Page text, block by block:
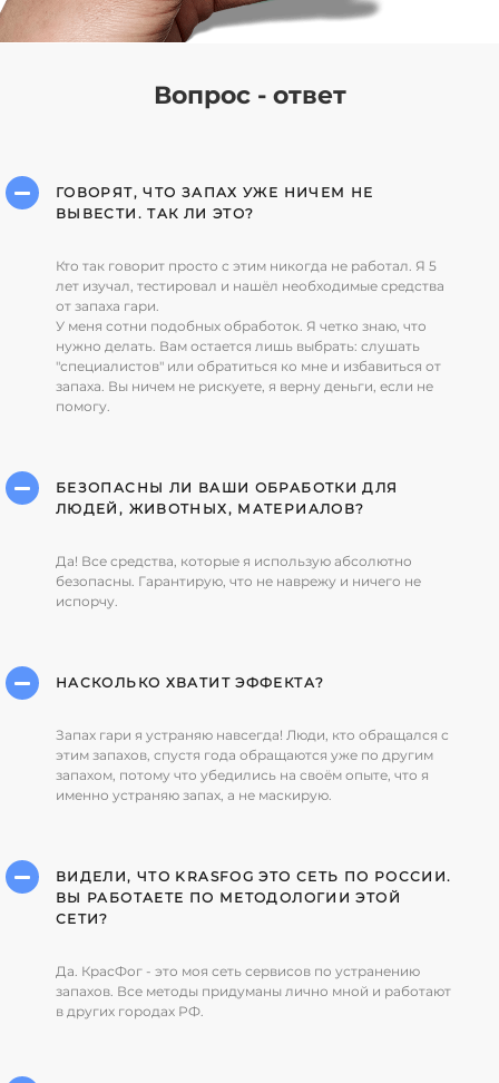
Вопрос - ответ
ГОВОРЯТ, ЧТО ЗАПАХ УЖЕ НИЧЕМ НЕ
ВЫВЕСТИ. ТАК ЛИ ЭТО?
Кто так говорит просто с этим никогда не работал. Я 5
лет изучал, тестировал и нашёл необходимые средства
от запаха гари.
У меня сотни подобных обработок. Я четко знаю, что
нужно делать. Вам остается лишь выбрать: слушать
"специалистов" или обратиться ко мне и избавиться от
запаха. Вы ничем не рискуете, я верну деньги, если не
помогу.
БЕЗОПАСНЫ ЛИ ВАШИ ОБРАБОТКИ ДЛЯ
ЛЮДЕЙ, ЖИВОТНЫХ, МАТЕРИАЛОВ?
Да! Все средства, которые я использую абсолютно
безопасны. Гарантирую, что не наврежу и ничего не
испорчу.
НАСКОЛЬКО ХВАТИТ ЭФФЕКТА?
Запах гари я устраняю навсегда! Люди, кто обращался с
этим запахов, спустя года обращаются уже по другим
запахом, потому что убедились на своём опыте, что я
именно устраняю запах, а не маскирую.
ВИДЕЛИ, ЧТО KRASFOG ЭТО СЕТЬ ПО РОССИИ.
ВЫ РАБОТАЕТЕ ПО МЕТОДОЛОГИИ ЭТОЙ
СЕТИ?
Да. КрасФог - это моя сеть сервисов по устранению
запахов. Все методы придуманы лично мной и работают
в других городах РФ.